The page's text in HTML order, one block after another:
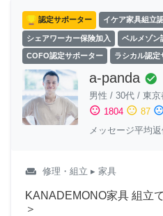
認定サポーター イケア家具組立
シェアワーカー保険加入 ベルメゾン
COFO認定サポーター ラシカル認定
a-panda check_circle
男性 / 30代 / 東京
sentiment_satisfied 1804 sentiment_neutral 87
メッセージ平均
weekend 修理・組立 ▸ 家具
KANADEMONO家具 組立
＞